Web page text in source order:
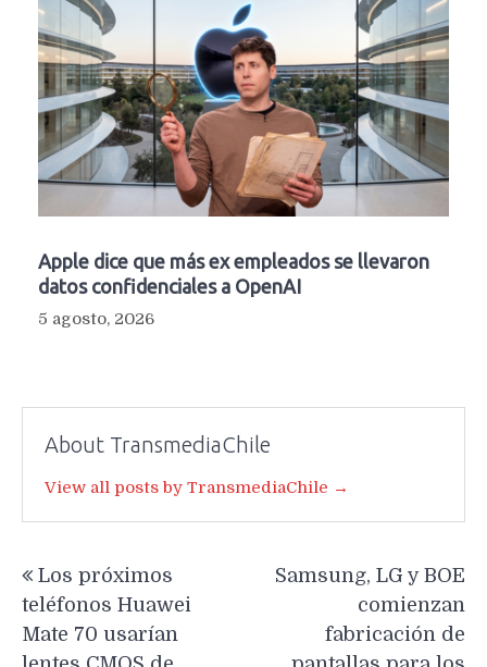
Apple dice que más ex empleados se llevaron
datos confidenciales a OpenAI
5 agosto, 2026
About TransmediaChile
View all posts by TransmediaChile →
de
entradas
Los próximos
teléfonos Huawei
Mate 70 usarían
Samsung, LG y BOE
comienzan
fabricación de